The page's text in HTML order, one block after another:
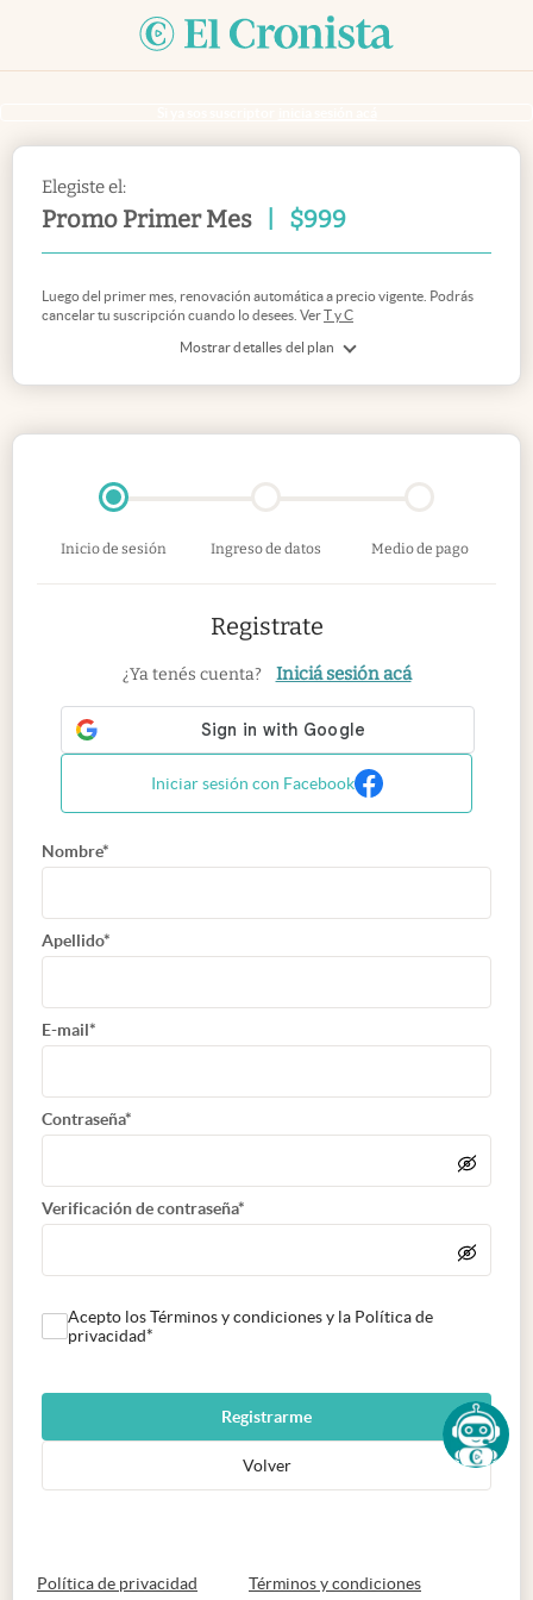
Elegiste el:
Promo Primer Mes $999
Mostrar detalles del plan
Luego del primer mes, renovación automática a precio vigente. Podrás
cancelar tu suscripción cuando lo desees. VerT y C
Inicio de sesión Ingreso de datos Medio de pago
Registrate
¿Ya tenés cuenta? Iniciá sesión acá
Iniciar sesión con Facebook
Nombre*
Apellido*
E-mail*
Contraseña*
Verificación de contraseña*
Acepto los Términos y condiciones y la Política de
privacidad*
Registrarme
Volver
Política de privacidad abre en nueva pestaña
Términos y condicionesabre en nueva